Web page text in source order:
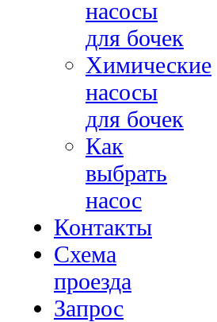
насосы
для бочек
Химические
насосы
для бочек
Как
выбрать
насос
Контакты
Схема
проезда
Запрос